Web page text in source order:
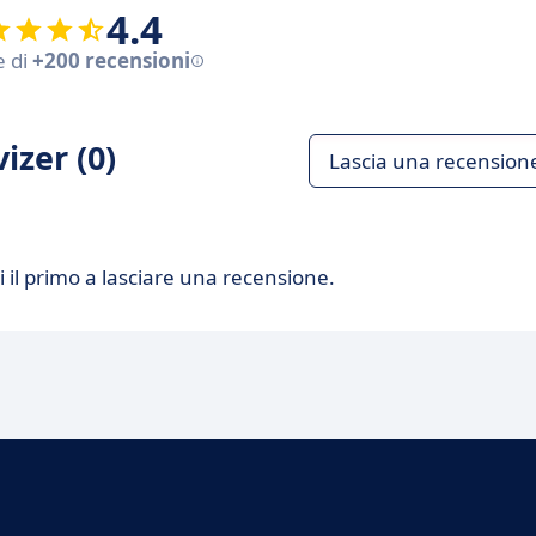
4.4
di +200 recensioni
(0) Lascia una
il primo a lasciare una recensione.